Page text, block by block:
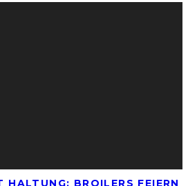
HALTUNG: BROILERS FEIERN